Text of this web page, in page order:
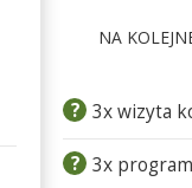
NA
? 3x wizyta
? 3x